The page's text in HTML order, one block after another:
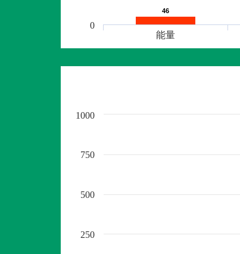
46
46
能量
0
250
500
750
1000